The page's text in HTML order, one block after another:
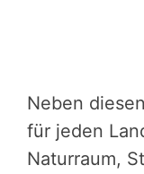
Neben
für jeden
Naturraum,